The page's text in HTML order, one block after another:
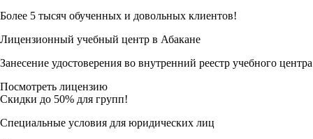
Более 5 тысяч обученных и довольных клиентов!
Лицензионный учебный центр в Абакане
Занесение удостоверения во внутренний реестр учебного центра
Посмотреть лицензию
Скидки до 50% для групп!
Специальные условия для юридических лиц